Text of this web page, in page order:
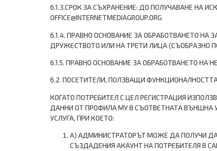
6.1.3.СРОК ЗА СЪХРАНЕНИЕ: ДО ПОЛУЧАВАНЕ НА
OFFICE@INTERNETMEDIAGROUP.ORG
6.1.4. ПРАВНО ОСНОВАНИЕ ЗА ОБРАБОТВАНЕТО
ДРУЖЕСТВОТО ИЛИ НА ТРЕТИ ЛИЦА (СЪОБРАЗНО
6.1.5. ПРАВНО ОСНОВАНИЕ ЗА ОБРАБОТВАНЕТО
6.2. ПОСЕТИТЕЛИ, ПОЛЗВАЩИ ФУНКЦИОНАЛНОСТТА
КОГАТО ПОТРЕБИТЕЛ С ЦЕЛ РЕГИСТРАЦИЯ
ДАННИ ОТ ПРОФИЛА МУ В СЪОТВЕТНАТА ВЪНШНА
УСЛУГА, ПРИ КОЕТО:
A) АДМИНИСТРАТОРЪТ МОЖЕ ДА ПОЛУЧИ
СЪЗДАДЕНИЯ АКАУНТ НА ПОТРЕБИТЕЛЯ В